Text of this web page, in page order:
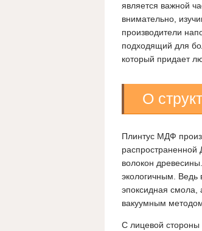
является важной
внимательно,
производители
подходящий для
который придает
О
Плинтус МДФ
распространенной
волокон
экологичным. Ведь
эпоксидная смола,
вакуумным
С лицевой стороны